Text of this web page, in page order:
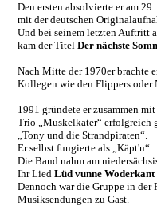
Den ersten absolvierte er am
mit der deutschen
Und bei seinem letzten Auftritt
kam der Titel Der nächste
Nach Mitte der 1970er brachte
Kollegen wie den Flippers oder
1991 gründete er zusammen
Trio „Muskelkater“ erfolgreich
„Tony und die Strandpiraten“.
Er selbst fungierte als „Käpt'n“.
Die Band nahm am
Ihr Lied Lüd vunne Woderkant
Dennoch war die Gruppe in
Musiksendungen zu Gast.